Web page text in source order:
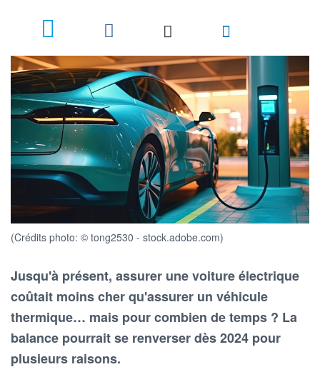
(Crédits photo: © tong2530 - stock.adobe.com)
Jusqu'à présent, assurer une voiture électrique
coûtait moins cher qu'assurer un véhicule
thermique… mais pour combien de temps ? La
balance pourrait se renverser dès 2024 pour
plusieurs raisons.